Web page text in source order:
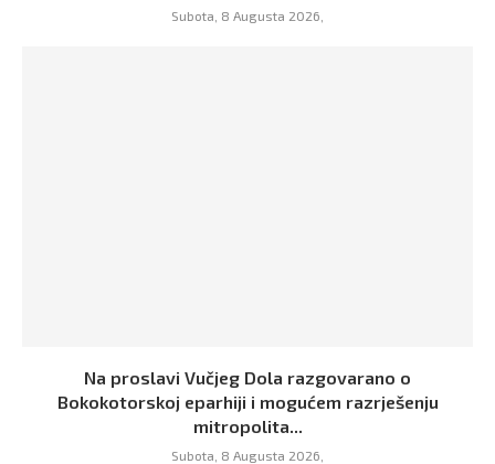
Subota, 8 Augusta 2026,
Na proslavi Vučjeg Dola razgovarano o
Bokokotorskoj eparhiji i mogućem razrješenju
mitropolita...
Subota, 8 Augusta 2026,